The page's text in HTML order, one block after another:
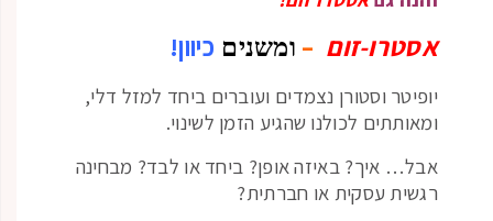
אסטרו-זום – ומשנים כיוון!
יופיטר וסטורן נצמדים ועוברים ביחד למזל דלי,
ומאותתים לכולנו שהגיע הזמן לשינוי.
אבל… איך? באיזה אופן? ביחד או לבד? מבחינה
רגשית עסקית או חברתית?